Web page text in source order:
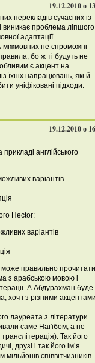
19.12.2010 о
перекладів сучасних із
виникає проблема
адаптації.
міжмовних не спроможні
бо ж ті будуть не
є акцент на
їхніх напрацювань, які й
уніфіковані підходи.
19.12.2010 о
англійського
варіантів
Hector:
варіантів
правильно прочитати
з арабською мовою і
А Абдурахман буде
хоч і з різними
лауреата з літератури
саме Наґібом, а не
Так його
друзі і так його ім’я
співвітчизників.